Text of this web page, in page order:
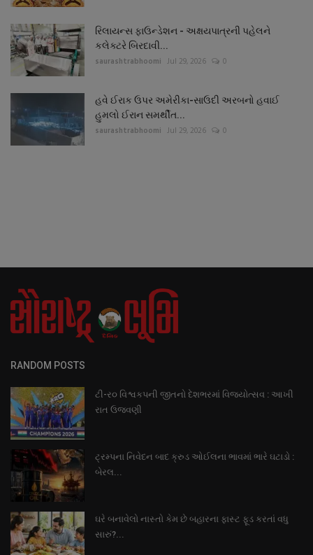
રિલાયન્સ ફાઉન્ડેશન - અક્ષયપાત્રની પહેલને
કલેક્ટરે બિરદાવી...
saurashtrabhoomi Jul 29, 2026 0
હવે ઈરાક ઉપર અમેરીકા-સાઉદી અરબનો હવાઈ
હુમલો ઈરાન સમર્થીત...
saurashtrabhoomi Jul 29, 2026 0
RANDOM POSTS
ટી-ર૦ વિશ્વકપની જીતનો દેશભરમાં વિજયોત્સવ : આખી
રાત ઉજવણી
ટ્રમ્પના નિવેદન બાદ ક્રુડ ઓઈલના ભાવમાં ભારે ઘટાડો :
બેરલ...
ઘરે બનાવેલો નાસ્તો કેમ છે બહારના ફાસ્ટ ફૂડ કરતાં વધુ
સારું?...